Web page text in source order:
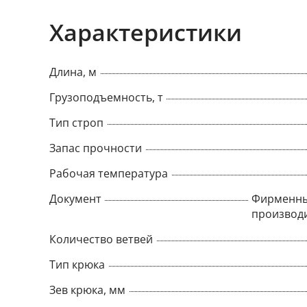
Характеристики
Длина, м
Грузоподъемность, т
Тип строп
Запас прочности
Рабочая температура
Документ
Количество ветвей
Тип крюка
Зев крюка, мм